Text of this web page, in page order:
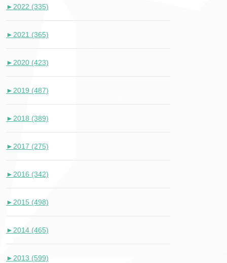
► 2022 (335)
► 2021 (365)
► 2020 (423)
► 2019 (487)
► 2018 (389)
► 2017 (275)
► 2016 (342)
► 2015 (498)
► 2014 (465)
► 2013 (599)